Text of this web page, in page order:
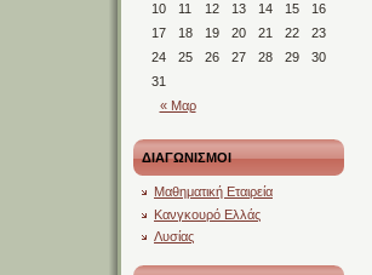
« Μαρ
10
11 12 13 14 15
16
17
18 19 20 21 22
23
24
25 26 27 28 29
30
31
ΔΙΑΓΩΝΙΣΜΟΙ
Μαθηματική Εταιρεία
Κανγκουρό Ελλάς
Λυσίας